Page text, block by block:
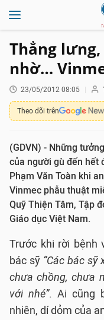
Thẳng
nhờ…
23/05/2012 08:05
Theo dõi trên
(GDVN) - Những
của người gù đến hết
Phạm Văn Toàn khi
Vinmec phẫu thuật
Quỹ Thiện Tâm, Tập
Giáo dục Việt Nam.
Trước khi rời bệnh
bác sỹ “Các bác sỹ
chưa chồng, chưa
với nhé”. Ai cũng
nhiên, dí dỏm của